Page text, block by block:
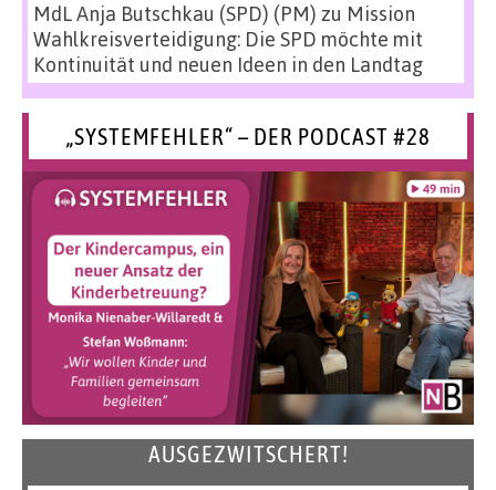
MdL Anja Butschkau (SPD) (PM) zu Mission
Wahlkreisverteidigung: Die SPD möchte mit
Kontinuität und neuen Ideen in den Landtag
„SYSTEMFEHLER“ – DER PODCAST #28
AUSGEZWITSCHERT!